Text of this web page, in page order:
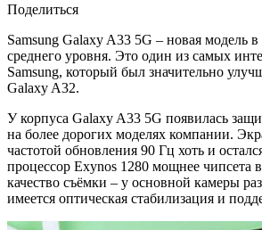
Поделиться
Samsung Galaxy A33 5G – новая модель
среднего уровня. Это один из самых
Samsung, который был значительно
Galaxy A32.
У корпуса Galaxy A33 5G появилась
на более дорогих моделях компании.
частотой обновления 90 Гц хоть и
процессор Exynos 1280 мощнее чипсета
качество съёмки – у основной камеры
имеется оптическая стабилизация и